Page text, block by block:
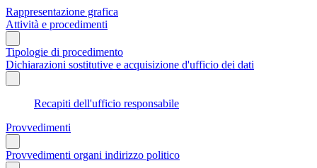
Rappresentazione grafica
Attività e procedimenti
Tipologie di procedimento
Dichiarazioni sostitutive e acquisizione d'ufficio dei dati
Recapiti dell'ufficio responsabile
Provvedimenti
Provvedimenti organi indirizzo politico